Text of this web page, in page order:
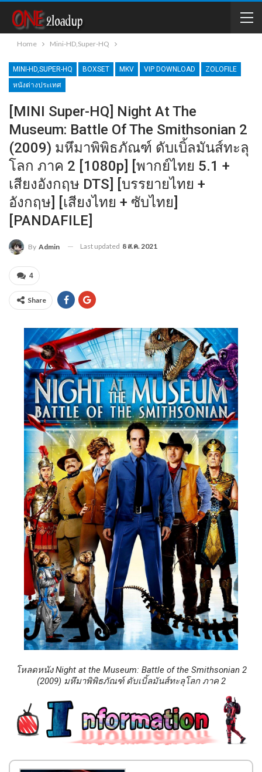
Home Mini-HD,Super-HQ
MINI-HD,SUPER-HQ BOXSET MKV VIP DOWNLOAD
ZOLOFILE
หนังต่างประเทศ
[MINI Super-HQ] Night At The
Museum: Battle Of The Smithsonian 2
(2009) มหึมาพิพิธภัณฑ์ ดับเบิ้ลมันส์ทะลุ
โลก ภาค 2 [1080p] [พากย์ไทย 5.1 +
เสียงอังกฤษ DTS] [บรรยายไทย +
อังกฤษ] [เสียงไทย + ซับไทย]
[PANDAFILE]
By Admin Last updated 8 ส.ค. 2021
4
Share
โหลดหนัง Night at the Museum: Battle of the Smithsonian 2
(2009) มหึมาพิพิธภัณฑ์ ดับเบิ้ลมันส์ทะลุโลก ภาค 2